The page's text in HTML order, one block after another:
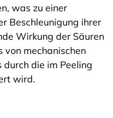
was zu einer
Beschleunigung ihrer
Wirkung der Säuren
von mechanischen
durch die im Peeling
wird.